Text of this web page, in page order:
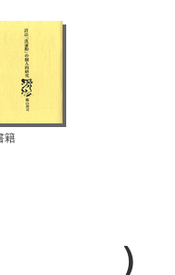
籍